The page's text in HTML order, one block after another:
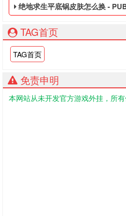
绝地求生平底锅皮肤怎么换 - PUBG免费的皮肤
TAG首页
TAG首页
免责申明
本网站从未开发官方游戏外挂，所